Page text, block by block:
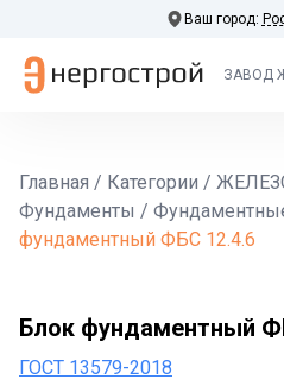
Ваш город:
ЗАВОД
Главная / Категории /
Фундаменты /
фундаментный ФБС 12.4.6
Блок фундаментный
ГОСТ 13579-2018